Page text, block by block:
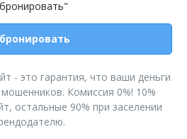
- это гарантия, что ваши деньги
Комиссия 0%! 10%
остальные 90% при заселении